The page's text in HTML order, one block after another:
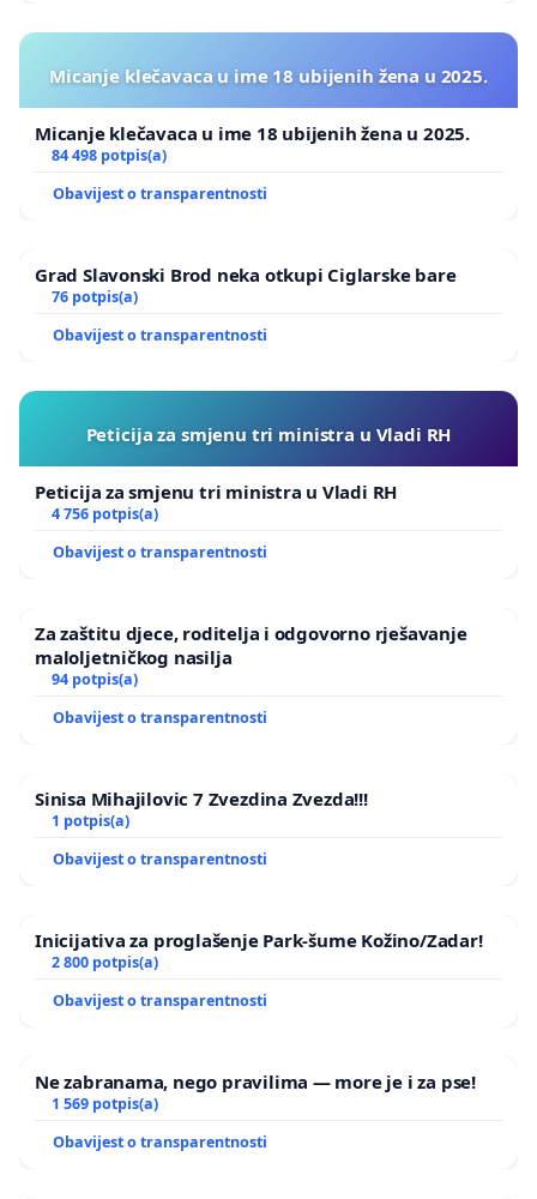
Micanje klečavaca u ime 18 ubijenih žena u 2025.
Micanje klečavaca u ime 18 ubijenih žena u 2025.
84 498 potpis(a)
Obavijest o transparentnosti
Grad Slavonski Brod neka otkupi Ciglarske bare
76 potpis(a)
Obavijest o transparentnosti
Peticija za smjenu tri ministra u Vladi RH
Peticija za smjenu tri ministra u Vladi RH
4 756 potpis(a)
Obavijest o transparentnosti
Za zaštitu djece, roditelja i odgovorno rješavanje
maloljetničkog nasilja
94 potpis(a)
Obavijest o transparentnosti
Sinisa Mihajilovic 7 Zvezdina Zvezda!!!
1 potpis(a)
Obavijest o transparentnosti
Inicijativa za proglašenje Park-šume Kožino/Zadar!
2 800 potpis(a)
Obavijest o transparentnosti
Ne zabranama, nego pravilima — more je i za pse!
1 569 potpis(a)
Obavijest o transparentnosti